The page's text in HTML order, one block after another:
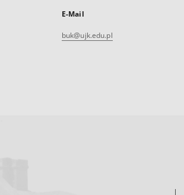
E-Mail
buk@ujk.edu.pl